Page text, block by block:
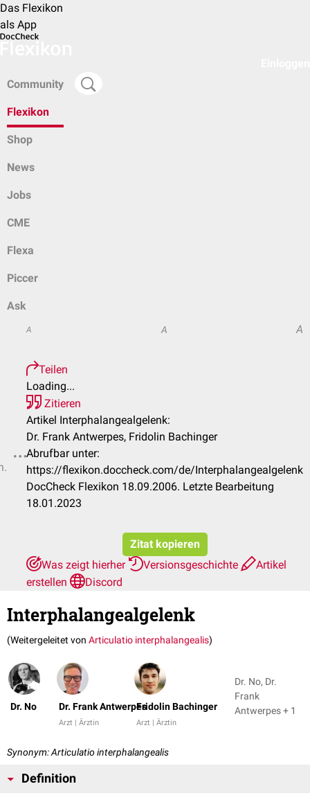
Das Flexikon
als App
Community
Flexikon
Shop
News
Jobs
CME
Flexa
Piccer
Ask
A A A
Teilen
Loading...
Zitieren
Artikel Interphalangealgelenk:
Dr. Frank Antwerpes, Fridolin Bachinger
Abrufbar unter:
https://flexikon.doccheck.com/de/Interphalangealgelenk
DocCheck Flexikon 18.09.2006. Letzte Bearbeitung
18.01.2023
Zitat kopieren
Was zeigt hierher
Versionsgeschichte
Artikel
erstellen
Discord
Interphalangealgelenk
(Weitergeleitet von Articulatio interphalangealis)
Dr. No Dr. Frank Antwerpes
Arzt | Ärztin
Fridolin Bachinger
Arzt | Ärztin
Dr. No, Dr.
Frank
Antwerpes + 1
Synonym: Articulatio interphalangealis
Definition